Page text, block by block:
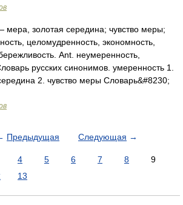
мера, золотая середина; чувство меры;
целомудренность, экономность,
Ant. неумеренность,
русских синонимов. умеренность 1.
2. чувство меры Словарь&#8230;
Предыдущая Следующая →
4 5 6 7 8
9
13